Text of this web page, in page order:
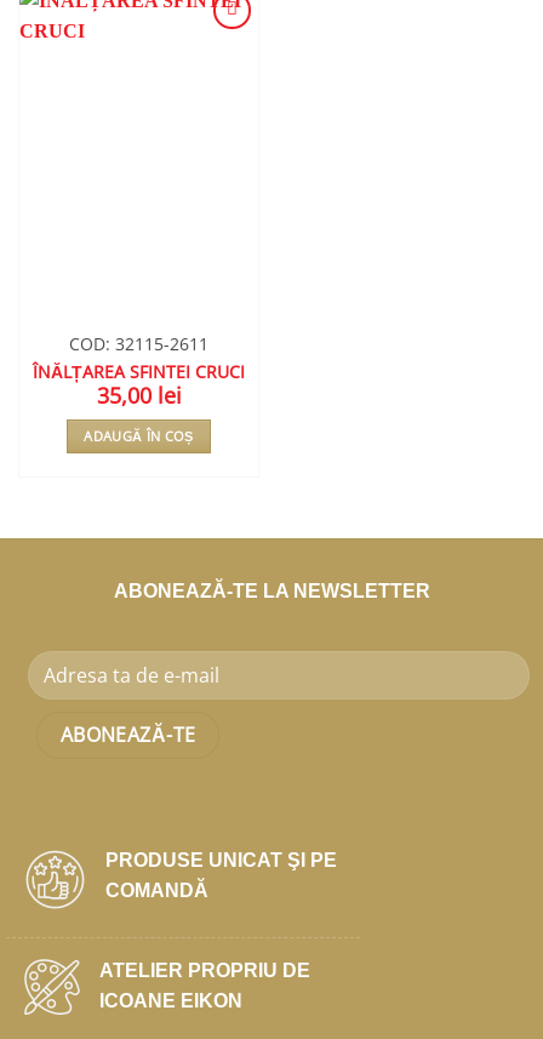
COD: 32115-2611
ÎNĂLȚAREA SFINTEI CRUCI
35,00 lei
ADAUGĂ ÎN COȘ
ABONEAZĂ-TE LA NEWSLETTER
PRODUSE UNICAT ŞI PE
COMANDĂ
ATELIER PROPRIU DE
ICOANE EIKON